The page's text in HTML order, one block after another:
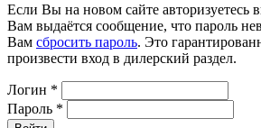
Если Вы на новом сайте авторизуетесь
Вам выдаётся сообщение, что пароль
Вам сбросить пароль. Это
произвести вход в дилерский раздел.
Логин *
Пароль *